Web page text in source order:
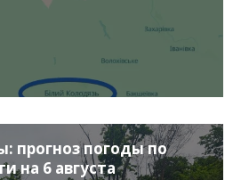
прогноз погоды по
на 6 августа